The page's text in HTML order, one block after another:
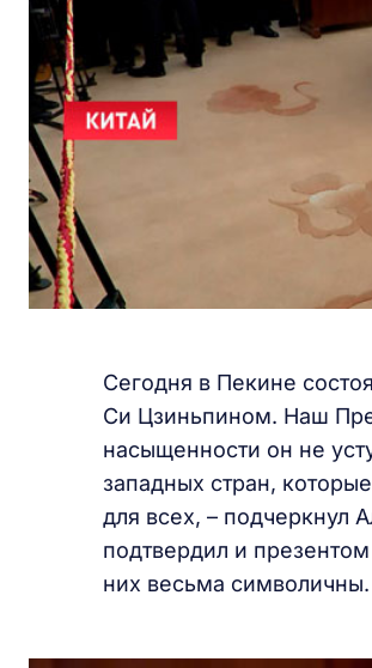
Сегодня в Пекине
Си Цзиньпином. Наш
насыщенности он не
западных стран,
для всех, – подчеркнул
подтвердил и
них весьма символичны.